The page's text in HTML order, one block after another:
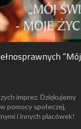
“Mój
imprez. Dziękujemy
pomocy społeczej,
i innych placówek!